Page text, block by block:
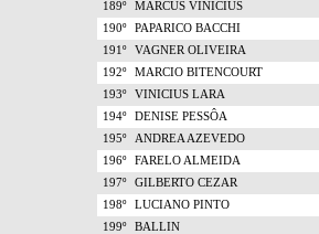
189º
MARCUS VINÍCIUS
190º
PAPARICO BACCHI
191º
VAGNER OLIVEIRA
192º
MARCIO BITENCOURT
193º
VINICIUS LARA
194º
DENISE PESSÔA
195º
ANDREA AZEVEDO
196º
FARELO ALMEIDA
197º
GILBERTO CEZAR
198º
LUCIANO PINTO
199º
BALLIN